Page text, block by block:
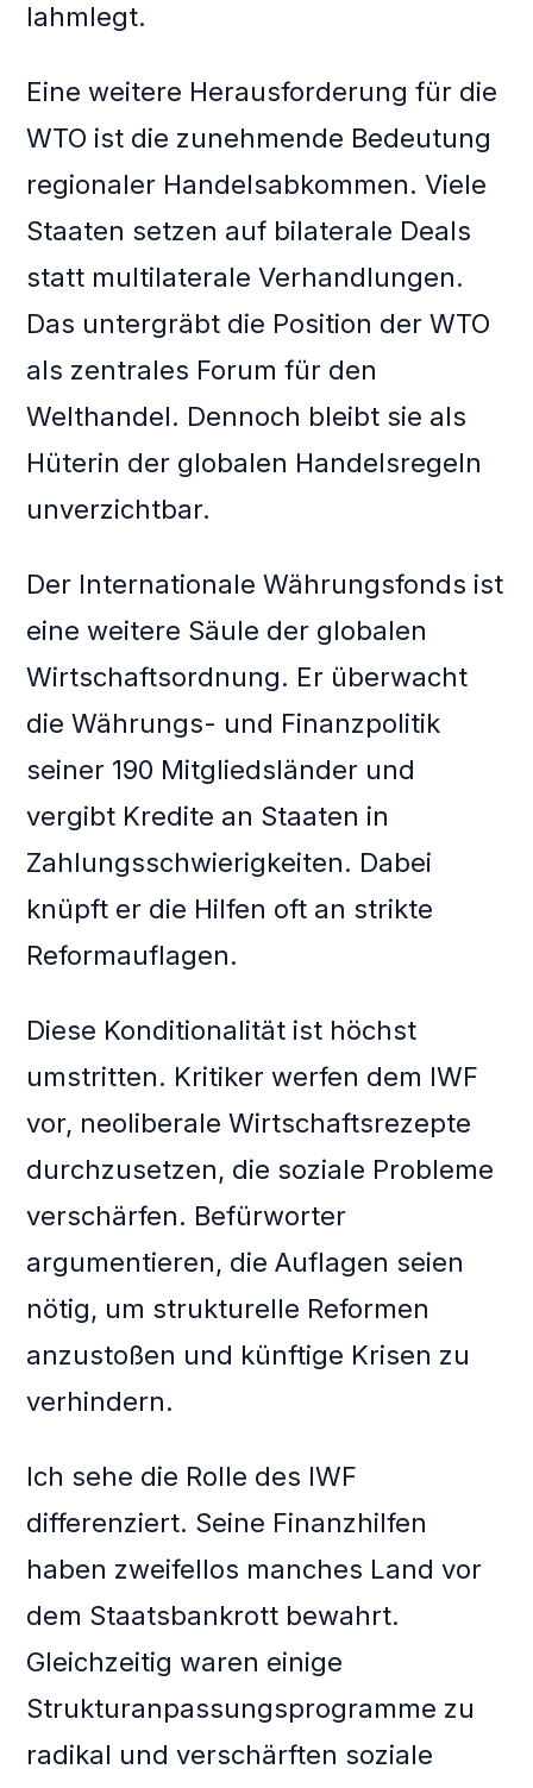
lahmlegt.
Eine weitere Herausforderung für die
WTO ist die zunehmende Bedeutung
regionaler Handelsabkommen. Viele
Staaten setzen auf bilaterale Deals
statt multilaterale Verhandlungen.
Das untergräbt die Position der WTO
als zentrales Forum für den
Welthandel. Dennoch bleibt sie als
Hüterin der globalen Handelsregeln
unverzichtbar.
Der Internationale Währungsfonds ist
eine weitere Säule der globalen
Wirtschaftsordnung. Er überwacht
die Währungs- und Finanzpolitik
seiner 190 Mitgliedsländer und
vergibt Kredite an Staaten in
Zahlungsschwierigkeiten. Dabei
knüpft er die Hilfen oft an strikte
Reformauflagen.
Diese Konditionalität ist höchst
umstritten. Kritiker werfen dem IWF
vor, neoliberale Wirtschaftsrezepte
durchzusetzen, die soziale Probleme
verschärfen. Befürworter
argumentieren, die Auflagen seien
nötig, um strukturelle Reformen
anzustoßen und künftige Krisen zu
verhindern.
Ich sehe die Rolle des IWF
differenziert. Seine Finanzhilfen
haben zweifellos manches Land vor
dem Staatsbankrott bewahrt.
Gleichzeitig waren einige
Strukturanpassungsprogramme zu
radikal und verschärften soziale